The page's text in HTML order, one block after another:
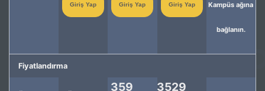
Giriş Yap Giriş Yap Giriş Yap Kampüs ağına
bağlanın.
Fiyatlandırma
359
3529